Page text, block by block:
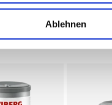
Ablehnen
Produkte